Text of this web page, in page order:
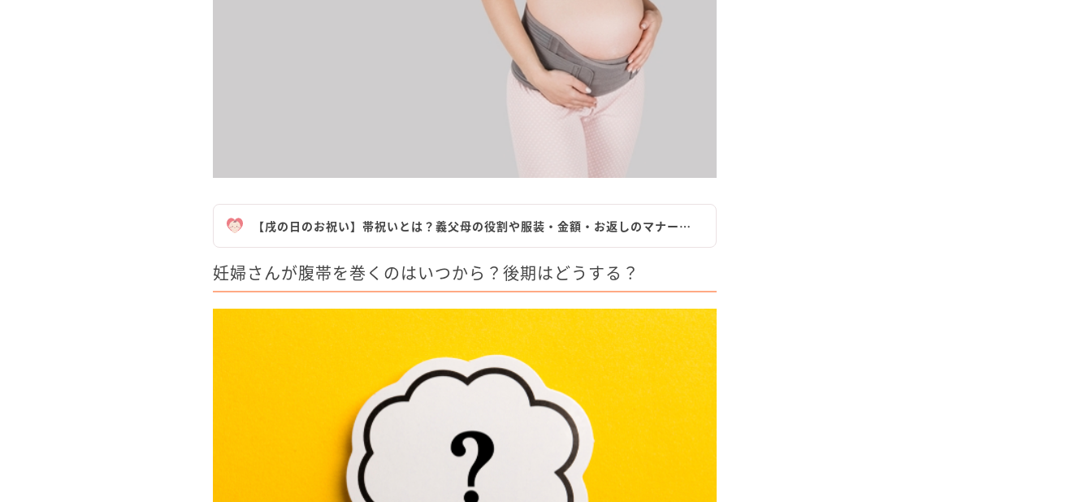
【戌の日のお祝い】帯祝いとは？義父母の役割や服装・金額・お返しのマナー…
妊婦さんが腹帯を巻くのはいつから？後期はどうする？